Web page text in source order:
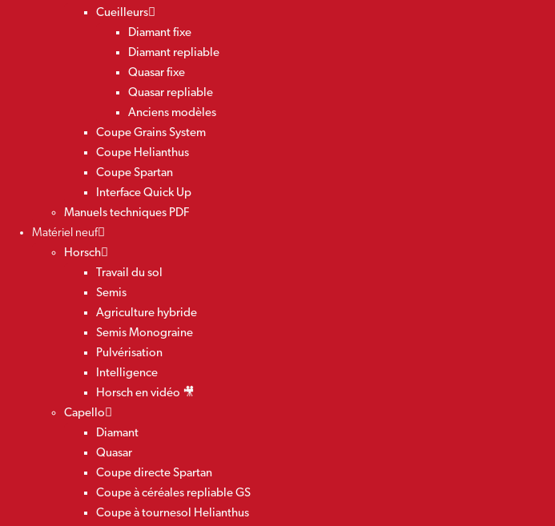
Cueilleurs
Diamant fixe
Diamant repliable
Quasar fixe
Quasar repliable
Anciens modèles
Coupe Grains System
Coupe Helianthus
Coupe Spartan
Interface Quick Up
Manuels techniques PDF
Matériel neuf
Horsch
Travail du sol
Semis
Agriculture hybride
Semis Monograine
Pulvérisation
Intelligence
Horsch en vidéo 🎥
Capello
Diamant
Quasar
Coupe directe Spartan
Coupe à céréales repliable GS
Coupe à tournesol Helianthus